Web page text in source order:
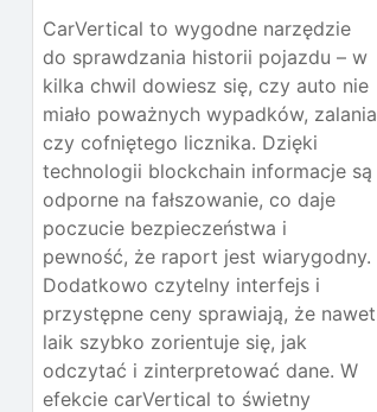
CarVertical to wygodne narzędzie
do sprawdzania historii pojazdu – w
kilka chwil dowiesz się, czy auto nie
miało poważnych wypadków, zalania
czy cofniętego licznika. Dzięki
technologii blockchain informacje są
odporne na fałszowanie, co daje
poczucie bezpieczeństwa i
pewność, że raport jest wiarygodny.
Dodatkowo czytelny interfejs i
przystępne ceny sprawiają, że nawet
laik szybko zorientuje się, jak
odczytać i zinterpretować dane. W
efekcie carVertical to świetny